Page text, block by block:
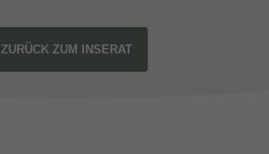
ZURÜCK ZUM INSERAT